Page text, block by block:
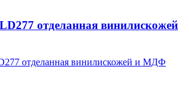
отделанная винилискожей